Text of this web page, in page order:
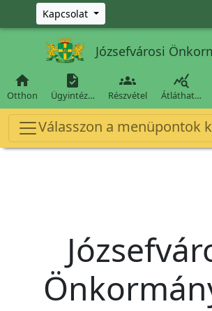
Ugrás a fő tartalomra
Kapcsolat
Józsefvárosi

Otthon

Ügyintéz…

Részvétel

Átláthat…
Válasszon a menüpontok